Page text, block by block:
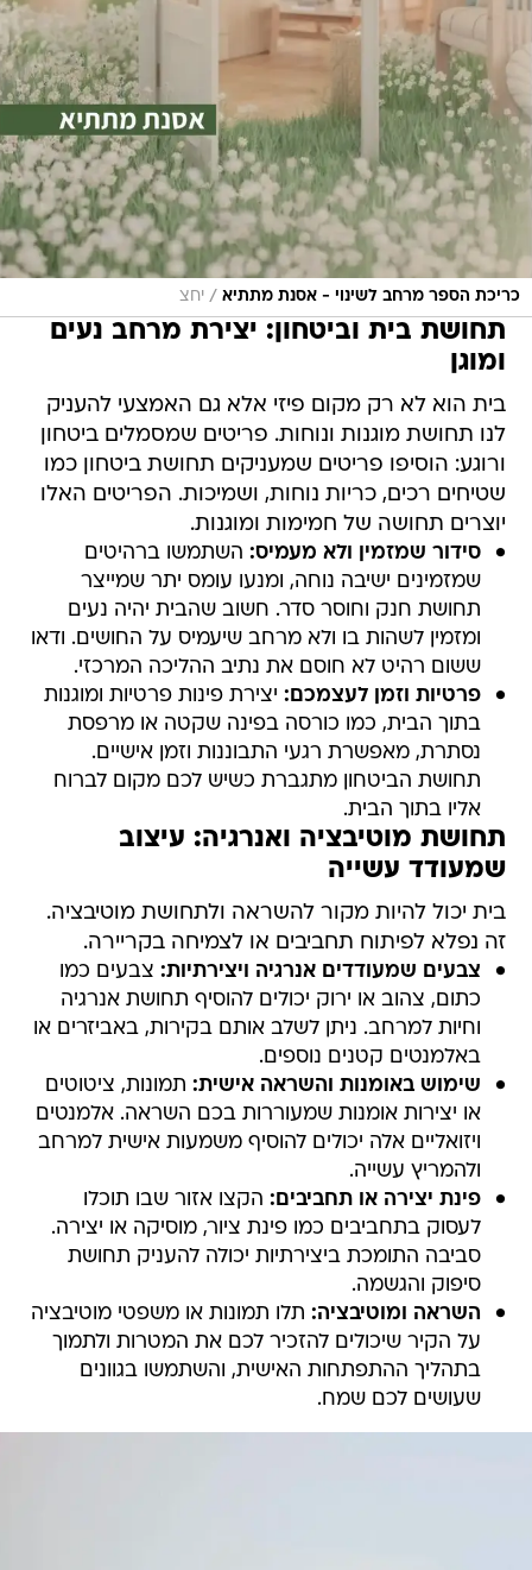
כריכת הספר מרחב לשינוי - אסנת מתתיא / יחצ
תחושת בית וביטחון: יצירת מרחב נעים
ומוגן
בית הוא לא רק מקום פיזי אלא גם האמצעי להעניק
לנו תחושת מוגנות ונוחות. פריטים שמסמלים ביטחון
ורוגע: הוסיפו פריטים שמעניקים תחושת ביטחון כמו
שטיחים רכים, כריות נוחות, ושמיכות. הפריטים האלו
יוצרים תחושה של חמימות ומוגנות.
סידור שמזמין ולא מעמיס: השתמשו ברהיטים
שמזמינים ישיבה נוחה, ומנעו עומס יתר שמייצר
תחושת חנק וחוסר סדר. חשוב שהבית יהיה נעים
ומזמין לשהות בו ולא מרחב שיעמיס על החושים. ודאו
ששום רהיט לא חוסם את נתיב ההליכה המרכזי.
פרטיות וזמן לעצמכם: יצירת פינות פרטיות ומוגנות
בתוך הבית, כמו כורסה בפינה שקטה או מרפסת
נסתרת, מאפשרת רגעי התבוננות וזמן אישיים.
תחושת הביטחון מתגברת כשיש לכם מקום לברוח
אליו בתוך הבית.
תחושת מוטיבציה ואנרגיה: עיצוב
שמעודד עשייה
בית יכול להיות מקור להשראה ולתחושת מוטיבציה.
זה נפלא לפיתוח תחביבים או לצמיחה בקריירה.
צבעים שמעודדים אנרגיה ויצירתיות: צבעים כמו
כתום, צהוב או ירוק יכולים להוסיף תחושת אנרגיה
וחיות למרחב. ניתן לשלב אותם בקירות, באביזרים או
באלמנטים קטנים נוספים.
שימוש באומנות והשראה אישית: תמונות, ציטוטים
או יצירות אומנות שמעוררות בכם השראה. אלמנטים
ויזואליים אלה יכולים להוסיף משמעות אישית למרחב
ולהמריץ עשייה.
פינת יצירה או תחביבים: הקצו אזור שבו תוכלו
לעסוק בתחביבים כמו פינת ציור, מוסיקה או יצירה.
סביבה התומכת ביצירתיות יכולה להעניק תחושת
סיפוק והגשמה.
השראה ומוטיבציה: תלו תמונות או משפטי מוטיבציה
על הקיר שיכולים להזכיר לכם את המטרות ולתמוך
בתהליך ההתפתחות האישית, והשתמשו בגוונים
שעושים לכם שמח.